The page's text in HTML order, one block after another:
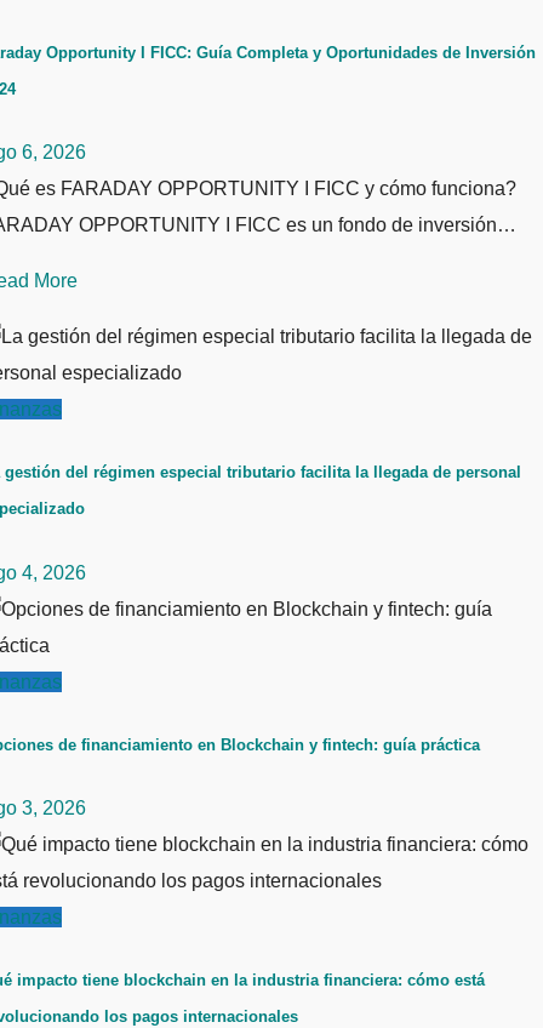
Opportunity I FICC: Guía Completa y Oportunidades de Inversión
6, 2026
es FARADAY OPPORTUNITY I FICC y cómo funciona?
OPPORTUNITY I FICC es un fondo de inversión…
More
gestión del régimen especial tributario facilita la llegada de personal
4, 2026
de financiamiento en Blockchain y fintech: guía práctica
3, 2026
impacto tiene blockchain en la industria financiera: cómo está
los pagos internacionales